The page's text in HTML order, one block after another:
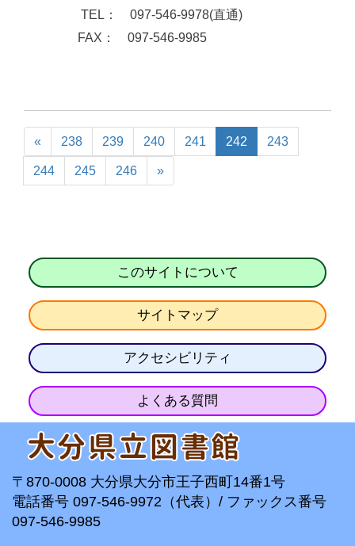
TEL： 097-546-9978(直通)
FAX： 097-546-9985
« 238 239 240 241 242 243
244 245 246 »
このサイトについて
サイトマップ
アクセシビリティ
よくある質問
〒870-0008 大分県大分市王子西町14番1号
電話番号 097-546-9972（代表）/ ファックス番号
097-546-9985